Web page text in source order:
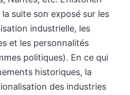
suite son exposé sur les
industrielle, les
et les personnalités
politiques). En ce qui
historiques, la
des industries